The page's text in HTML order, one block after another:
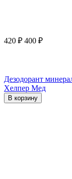
420 ₽ 400 ₽
Дезодорант
Хелпер Мед
В корзину